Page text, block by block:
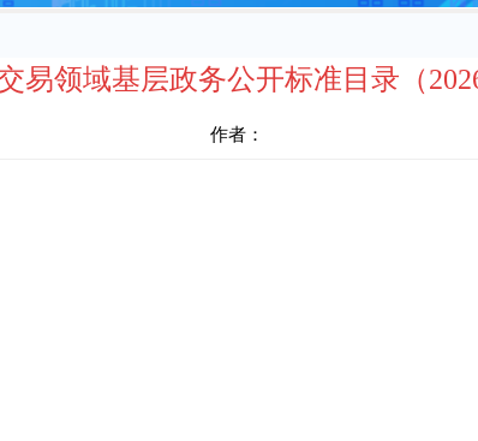
易领域基层政务公开标准目录（2026
作者：